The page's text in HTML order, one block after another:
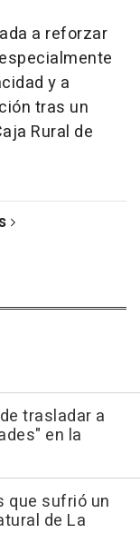
a reforzar
y a
tras un
Rural de
trasladar a
en la
que sufrió un
de La